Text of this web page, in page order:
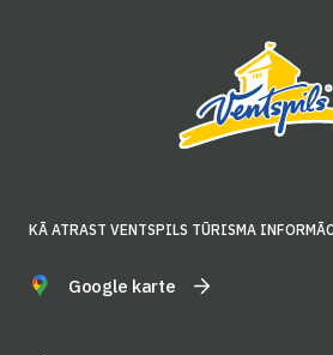
KĀ ATRAST VENTSPILS TŪRISMA
Google karte